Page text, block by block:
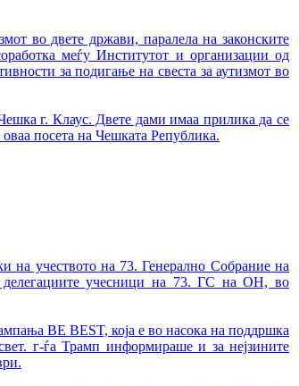
во двете држави, паралела на законските
меѓу Институтот и организации од
за подигање на свеста за аутизмот во
г. Клаус. Двете дами имаа прилика да се
посета на Чешката Република.
на учеството на 73. Генерално Собрание на
делегациите учесници на 73. ГС на ОН, во
BE BEST, која е во насока на поддршка
г-ѓа Трамп информираше и за нејзините